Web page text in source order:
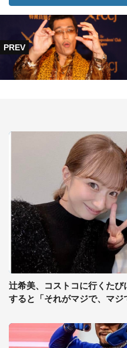
辻希美、コストコに行くた
すると「それがマジで、マジ